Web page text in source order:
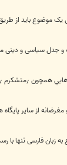
یک موضوع باید از
و جدل سیاسی و دینی
آن باید از امکان سپاس که در زیر هر ارسال موجود است استفاده شود.
مغرضانه از ساير
زبان فارسی تنها با